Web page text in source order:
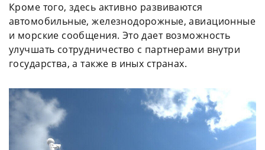
Кроме того, здесь активно развиваются
автомобильные, железнодорожные, авиационные
и морские сообщения. Это дает возможность
улучшать сотрудничество с партнерами внутри
государства, а также в иных странах.